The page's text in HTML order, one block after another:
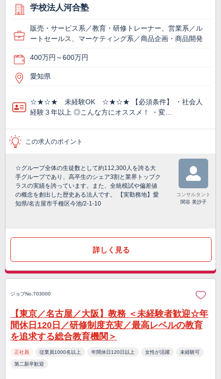
学校法人河合塾
販売・サービス系／教育・研修トレーナー、営業系／ル
ートセールス、マーケティング系／商品企画・商品開発
400万円～600万円
愛知県
☆★☆★ 未経験OK ☆★☆★ 【必須条件】 ・社会人
経験３年以上 ◎こんな方にオススメ！ ・変…
この求人のポイント
☆グループ全体の生徒数として約112,300人を誇る大
手グループであり、高卒生のシェア3割と業界トップク
ラスの実績を誇っています。また、全統模試や偏差値
の概念を創出した歴史ある法人です。 【実勤務地】愛
知県/名古屋市千種区今池/2-1-10
コンサルタント
関谷 美沙子
詳しく見る
ジョブNo.703000
【東京／名古屋／大阪】教務 ＜未経験者歓迎☆年
間休日120日／研修制度充実／最高レベルの教育
を追求する総合教育機関＞
正社員 従業員1000名以上 年間休日120日以上 女性が活躍 未経験可
第二新卒歓迎